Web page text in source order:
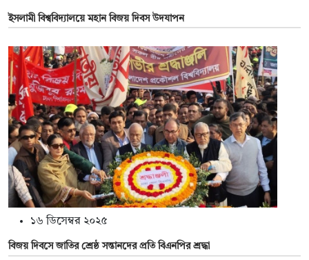
ইসলামী বিশ্ববিদ্যালয়ে মহান বিজয় দিবস উদযাপন
১৬ ডিসেম্বর ২০২৫
বিজয় দিবসে জাতির শ্রেষ্ঠ সন্তানদের প্রতি বিএনপির শ্রদ্ধা